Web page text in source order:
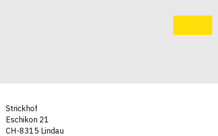
Strickhof
Eschikon 21
CH-8315 Lindau